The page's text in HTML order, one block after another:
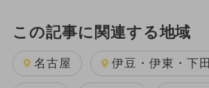
この記事に関連する地域
名古屋 伊豆・伊東・下田